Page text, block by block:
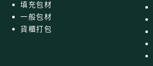
填充包材
一般包材
貨櫃打包